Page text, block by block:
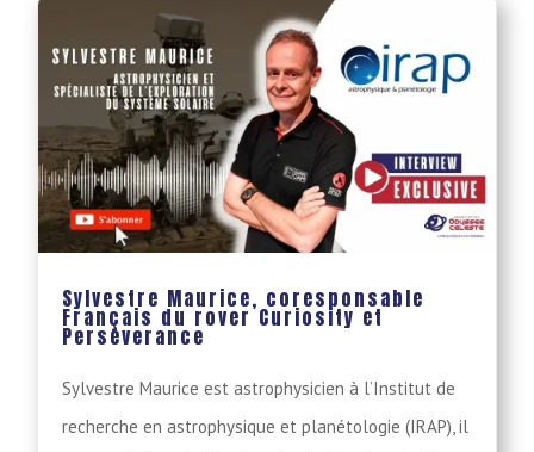
Sylvestre Maurice, coresponsable
Français du rover Curiosity et
Perseverance
Sylvestre Maurice est astrophysicien à l’Institut de
recherche en astrophysique et planétologie (IRAP), il